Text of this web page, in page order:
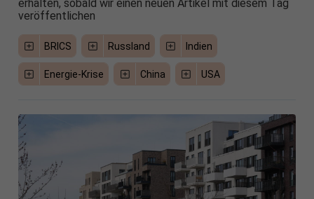
erhalten, sobald wir einen neuen Artikel mit diesem Tag
veröffentlichen
BRICS Russland Indien
Energie-Krise China USA